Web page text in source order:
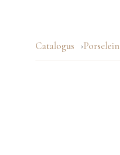
Catalogus Porselein